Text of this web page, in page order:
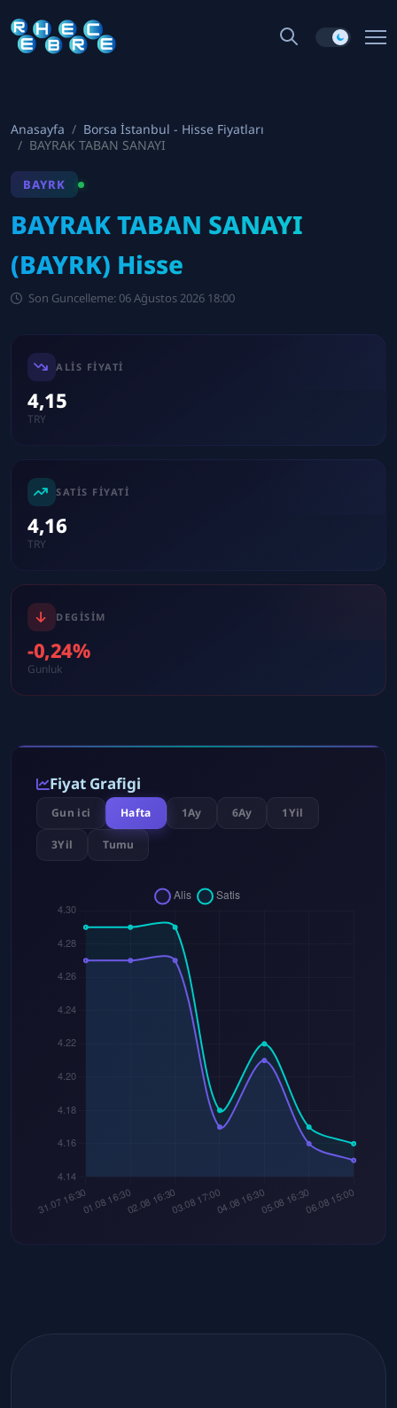
Anasayfa
Borsa İstanbul - Hisse Fiyatları
BAYRAK TABAN SANAYI
BAYRK
BAYRAK TABAN SANAYI
(BAYRK) Hisse
Son Guncelleme: 06 Ağustos 2026 18:00
ALIS FIYATI
4,15
TRY
SATIS FIYATI
4,16
TRY
DEGISIM
-0,24%
Gunluk
Fiyat Grafigi
Gun ici Hafta 1Ay 6Ay 1Yil
3Yil Tumu